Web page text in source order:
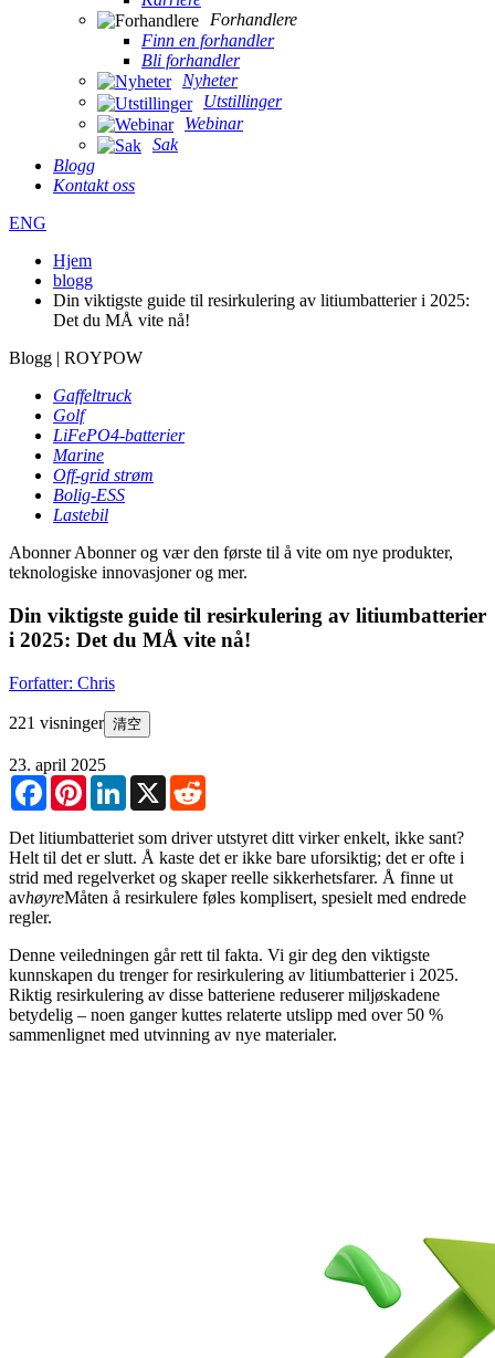
Forhandlere
Finn en forhandler
Bli forhandler
Nyheter
Utstillinger
Webinar
Sak
Blogg
Kontakt oss
ENG
Hjem
blogg
Din viktigste guide til resirkulering av litiumbatterier i 2025:
Det du MÅ vite nå!
Blogg | ROYPOW
Gaffeltruck
Golf
LiFePO4-batterier
Marine
Off-grid strøm
Bolig-ESS
Lastebil
Abonner Abonner og vær den første til å vite om nye produkter,
teknologiske innovasjoner og mer.
Din viktigste guide til resirkulering av litiumbatterier
i 2025: Det du MÅ vite nå!
Forfatter: Chris
221 visninger 清空
23. april 2025
FacebookPinterestLinkedIn
X
Det litiumbatteriet som driver utstyret ditt virker enkelt, ikke sant?
Helt til det er slutt. Å kaste det er ikke bare uforsiktig; det er ofte i
strid med regelverket og skaper reelle sikkerhetsfarer. Å finne ut
avhøyreMåten å resirkulere føles komplisert, spesielt med endrede
regler.
Denne veiledningen går rett til fakta. Vi gir deg den viktigste
kunnskapen du trenger for resirkulering av litiumbatterier i 2025.
Riktig resirkulering av disse batteriene reduserer miljøskadene
betydelig – noen ganger kuttes relaterte utslipp med over 50 %
sammenlignet med utvinning av nye materialer.